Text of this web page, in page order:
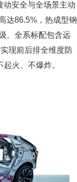
动安全与全场景主动
达86.5%，热成型钢
。全系标配包含远
现前后排全维度防
火、不爆炸。